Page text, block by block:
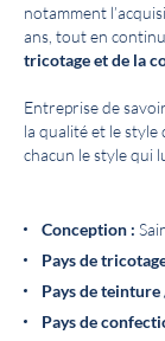
notamment
ans, tout en
tricotage et de la
Entreprise de
la qualité et le style
chacun le style qui
Conception :
Pays de
Pays de
Pays de